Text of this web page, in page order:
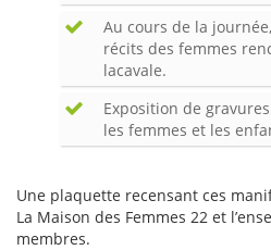
Au cours de la
récits des femmes
lacavale.
Exposition de
les femmes et les
Une plaquette recensant ces
La Maison des Femmes 22 et
membres.